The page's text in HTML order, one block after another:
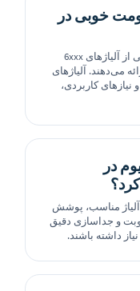
خوبی در
آلیاژهای آلومینیوم 1xxx، 3xxx، 5xxx و برخی از آلیاژهای 6xxx
می‌دهند. آلیاژهای
استحکام و نیازهای کاربردی،
در
مناسب، پوشش
و جداسازی دقیق
داشته باشند.